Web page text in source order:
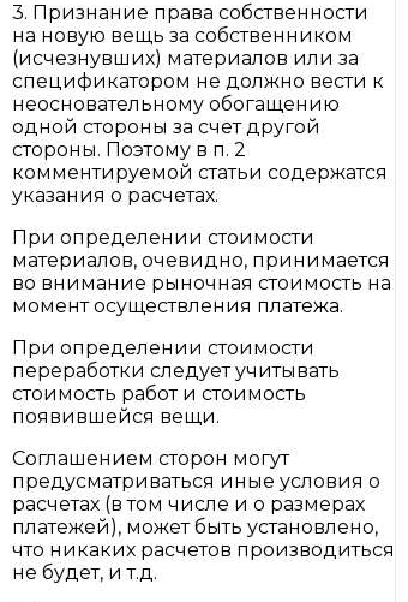
3. Признание права собственности
на новую вещь за собственником
(исчезнувших) материалов или за
спецификатором не должно вести к
неосновательному обогащению
одной стороны за счет другой
стороны. Поэтому в п. 2
комментируемой статьи содержатся
указания о расчетах.
При определении стоимости
материалов, очевидно, принимается
во внимание рыночная стоимость на
момент осуществления платежа.
При определении стоимости
переработки следует учитывать
стоимость работ и стоимость
появившейся вещи.
Соглашением сторон могут
предусматриваться иные условия о
расчетах (в том числе и о размерах
платежей), может быть установлено,
что никаких расчетов производиться
не будет, и т.д.